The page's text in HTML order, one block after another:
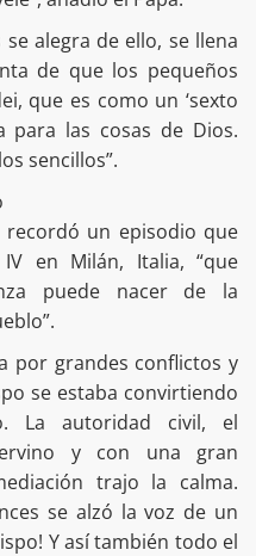
se alegra de ello, se llena
de que los pequeños
que es como un ‘sexto
para las cosas de Dios.
sencillos”.
recordó un episodio que
en Milán, Italia, “que
puede nacer de la
por grandes conflictos y
se estaba convirtiendo
La autoridad civil, el
y con una gran
trajo la calma.
se alzó la voz de un
Y así también todo el